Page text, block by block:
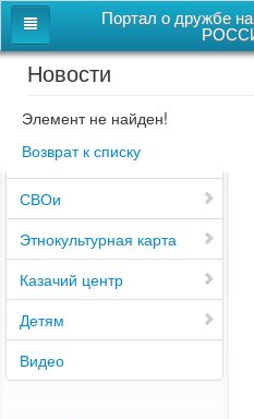
Портал о дружбе
Главная
Дом дружбы народов
Новости
СВОи
Этнокультурная карта
Казачий центр
Детям
Видео
Новости
Элемент не найден!
Возврат к списку